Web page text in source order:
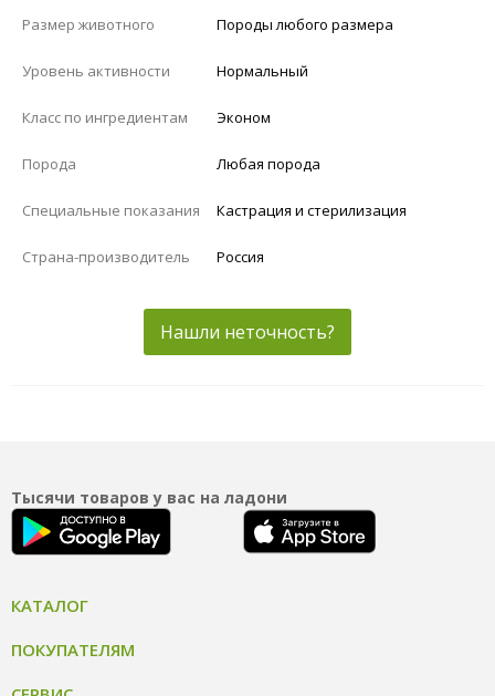
Размер животного Породы любого размера
Уровень активности Нормальный
Класс по ингредиентам Эконом
Порода Любая порода
Специальные показания Кастрация и стерилизация
Страна-производитель Россия
Нашли неточность?
Тысячи товаров у вас на ладони
КАТАЛОГ
ПОКУПАТЕЛЯМ